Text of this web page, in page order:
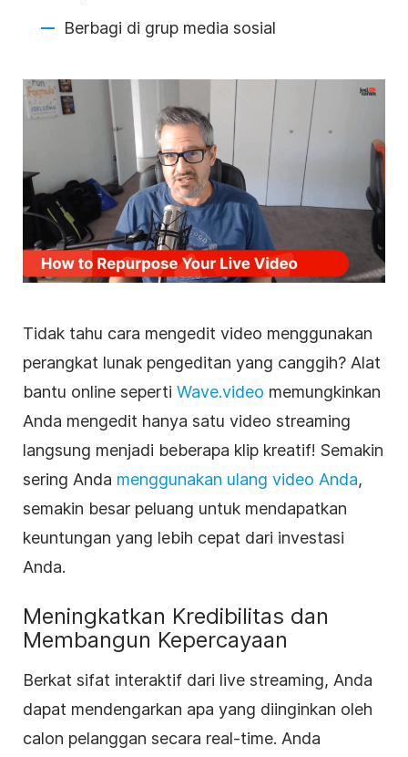
Berbagi di grup media sosial
Tidak tahu cara mengedit video menggunakan
perangkat lunak pengeditan yang canggih? Alat
bantu online seperti Wave.video memungkinkan
Anda mengedit hanya satu video streaming
langsung menjadi beberapa klip kreatif! Semakin
sering Anda menggunakan ulang video Anda,
semakin besar peluang untuk mendapatkan
keuntungan yang lebih cepat dari investasi
Anda.
Meningkatkan Kredibilitas dan
Membangun Kepercayaan
Berkat sifat interaktif dari live streaming, Anda
dapat mendengarkan apa yang diinginkan oleh
calon pelanggan secara real-time. Anda